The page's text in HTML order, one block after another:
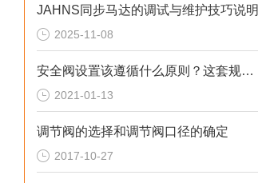
JAHNS同步马达的调试与维护技巧说明
2025-11-08
安全阀设置该遵循什么原则？这套规定值得回顾！
2021-01-13
调节阀的选择和调节阀口径的确定
2017-10-27